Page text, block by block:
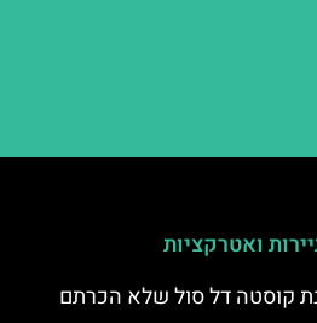
ואטרקציות
קוסטה דל סול שלא הכרתם